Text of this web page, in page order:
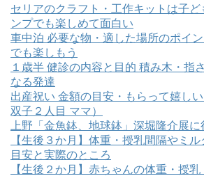
セリアのクラフト・工作キットは子
ンプでも楽しめて面白い
車中泊 必要な物・適した場所のポイ
でも楽しもう
１歳半 健診の内容と目的 積み木・指
なる発達
出産祝い 金額の目安・もらって嬉し
双子２人目 ママ）
上野「金魚鉢、地球鉢」深堀隆介展に
【生後３か月】体重・授乳間隔やミ
目安と実際のところ
【生後２か月】赤ちゃんの体重・授